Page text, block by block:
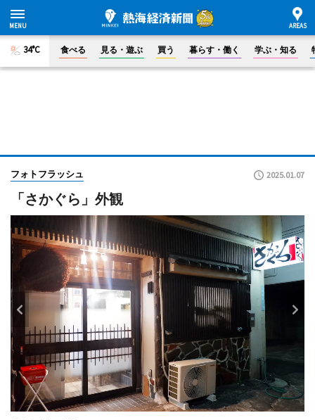
34°C 食べる 見る・遊ぶ 買う 暮らす・働く 学ぶ・知る
フォトフラッシュ 2025.01.07
「さかぐら」外観